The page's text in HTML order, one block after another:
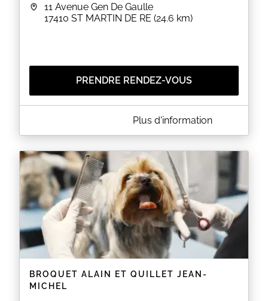
11 Avenue Gen De Gaulle
17410 ST MARTIN DE RE (24.6 km)
PRENDRE RENDEZ-VOUS
A PROPOS DE BREUILH POITTE DOMMANGET
La clinique vétérinaire vous accueille au 11 Avenue
prendre rendez-vous.
EN SAVOIR PLUS
Plus d'information
BROQUET ALAIN ET QUILLET JEAN-
MICHEL